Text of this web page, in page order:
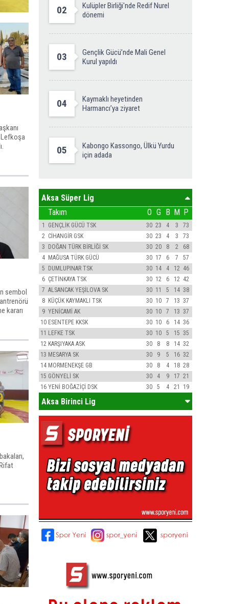
Lefkoşa
sembol
kararı
02
Kulüpler Birliği'nde Redif Nurel
dönemi
03
Gençlik Gücü’nde Mali Genel
Kurul yapıldı
04
Kaymaklı heyetinden
Harmancı’ya ziyaret
05
Kabongo Kassongo, Ülkü Yurdu
için adada
Aksa Süper Lig
Takım O G B M P
1 GENÇLİK GÜCÜ TSK 30 23 4 3
73
2 CİHANGİR GSK 30 23 4 3
73
3 DOĞAN TÜRK BİRLİĞİ SK 30 20 8 2
68
4 MAĞUSA TÜRK GÜCÜ 30 17 6 7
57
5 DUMLUPINAR TSK 30 14 4 12 46
6 ÇETİNKAYA TSK 30 12 6 12 42
7 ALSANCAK YEŞİLOVA SK 30 11 5 14 38
8 KÜÇÜK KAYMAKLI TSK 30 10 7 13 37
9 YENİCAMİ AK 30 10 7 13 37
10 ESENTEPE KKSK 30 10 6 14 36
11 LEFKE TSK 30 10 5 15 35
12 KARŞIYAKA ASK 30 8 8 14 32
13 MESARYA SK 30 9 5 16 32
14 MORMENEKŞE GB 30 8 4 18 28
15 GÖNYELİ SK 30 4 9 17 21
16 YENİ BOĞAZİÇİ DSK 30 5 4 21 19
Aksa Birinci Lig